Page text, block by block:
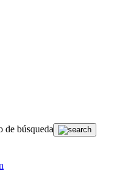
de búsqueda